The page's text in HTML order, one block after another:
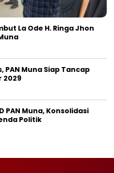
La Ode H. Ringa Jhon
PAN Muna Siap Tancap
2029
PAN Muna, Konsolidasi
Politik